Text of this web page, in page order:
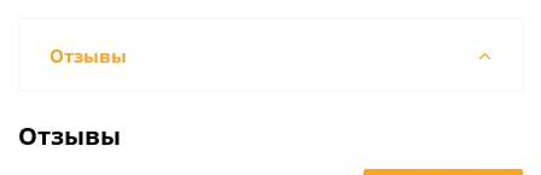
Отзывы
Отзывы